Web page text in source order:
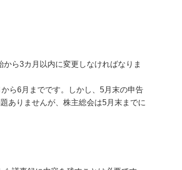
ら3カ月以内に変更しなければなりま
ら6月までです。しかし、5月末の申告
ありませんが、株主総会は5月末までに